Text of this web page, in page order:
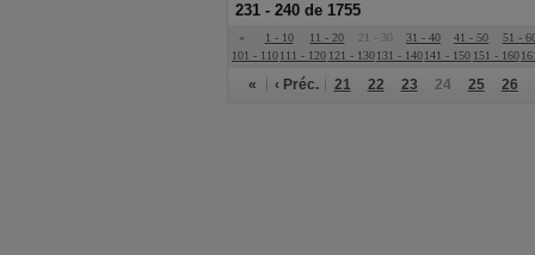
231 - 240 de 1755
« 1 - 10 11 - 20 21 - 30 31 - 40 41 - 50
51 -
101 - 110111 - 120 121 - 130 131 - 140141 - 150 151 - 160
« ‹ Préc. 21 22 23 24 25 26